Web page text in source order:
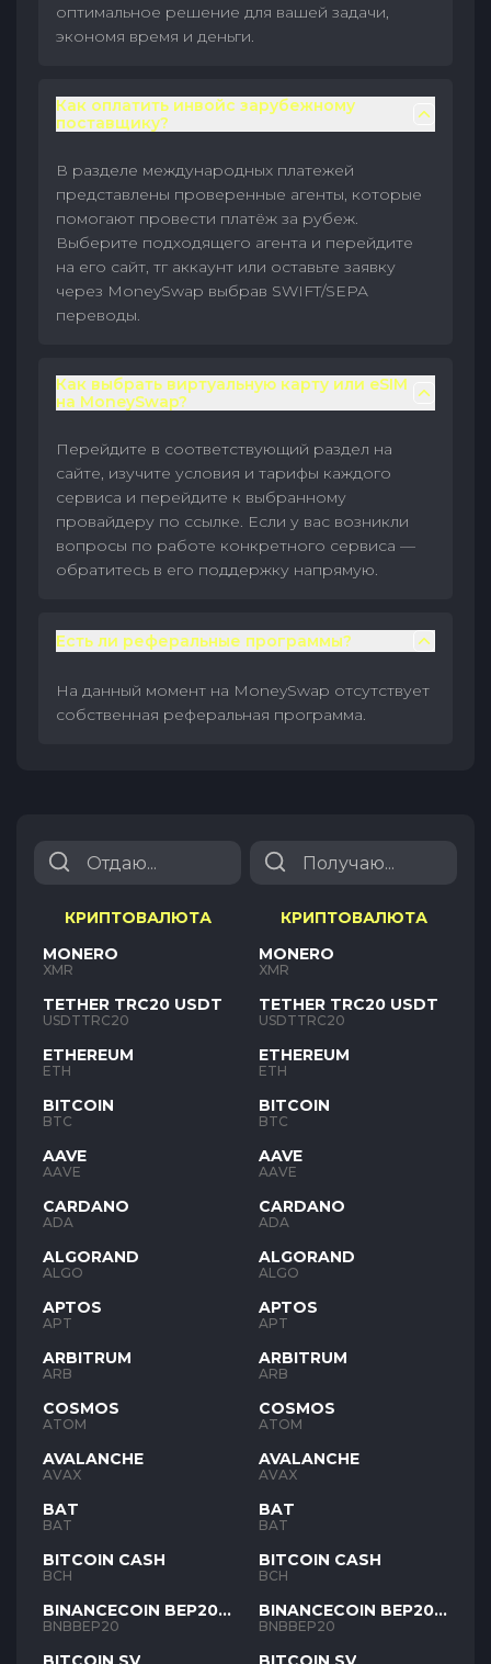
оптимальное решение для вашей задачи,
экономя время и деньги.
Как оплатить инвойс зарубежному
поставщику?
В разделе международных платежей
представлены проверенные агенты, которые
помогают провести платёж за рубеж.
Выберите подходящего агента и перейдите
на его сайт, тг аккаунт или оставьте заявку
через MoneySwap выбрав SWIFT/SEPA
переводы.
Как выбрать виртуальную карту или eSIM
на MoneySwap?
Перейдите в соответствующий раздел на
сайте, изучите условия и тарифы каждого
сервиса и перейдите к выбранному
провайдеру по ссылке. Если у вас возникли
вопросы по работе конкретного сервиса —
обратитесь в его поддержку напрямую.
Есть ли реферальные программы?
На данный момент на MoneySwap отсутствует
собственная реферальная программа.
КРИПТОВАЛЮТА
MONERO
XMR
TETHER TRC20 USDT
USDTTRC20
ETHEREUM
ETH
BITCOIN
BTC
AAVE
AAVE
CARDANO
ADA
ALGORAND
ALGO
APTOS
APT
ARBITRUM
ARB
COSMOS
ATOM
AVALANCHE
AVAX
BAT
BAT
BITCOIN CASH
BCH
BINANCECOIN BEP20
BNB
BNBBEP20
КРИПТОВАЛЮТА
MONERO
XMR
TETHER TRC20 USDT
USDTTRC20
ETHEREUM
ETH
BITCOIN
BTC
AAVE
AAVE
CARDANO
ADA
ALGORAND
ALGO
APTOS
APT
ARBITRUM
ARB
COSMOS
ATOM
AVALANCHE
AVAX
BAT
BAT
BITCOIN CASH
BCH
BINANCECOIN BEP20
BNB
BNBBEP20